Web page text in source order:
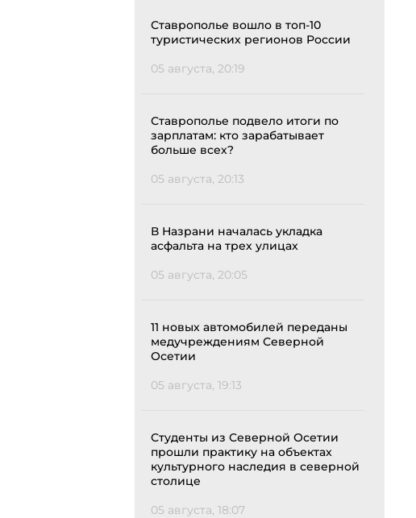
Ставрополье вошло в топ-10
туристических регионов России
05 августа, 20:19
Ставрополье подвело итоги по
зарплатам: кто зарабатывает
больше всех?
05 августа, 20:13
В Назрани началась укладка
асфальта на трех улицах
05 августа, 20:05
11 новых автомобилей переданы
медучреждениям Северной
Осетии
05 августа, 19:13
Студенты из Северной Осетии
прошли практику на объектах
культурного наследия в северной
столице
05 августа, 18:07